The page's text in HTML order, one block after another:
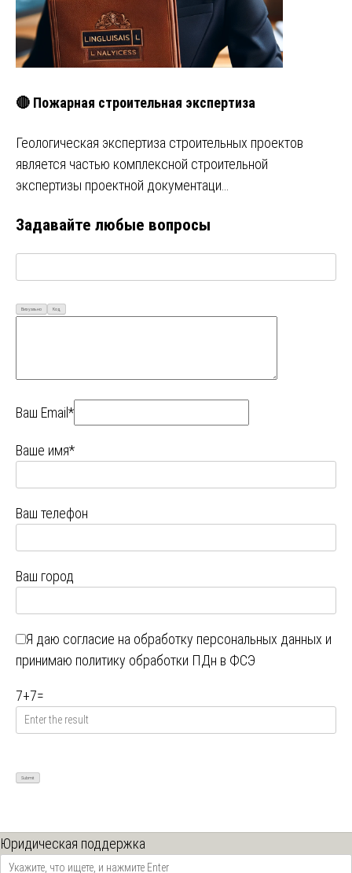
🔴 Пожарная строительная экспертиза
Геологическая экспертиза строительных проектов
является частью комплексной строительной
экспертизы проектной документаци…
Задавайте любые вопросы
Визуально Код
Ваш Email*
Ваше имя*
Ваш телефон
Ваш город
Я даю согласие на обработку персональных данных и
принимаю политику обработки ПДн в ФСЭ
7+7=
Юридическая поддержка